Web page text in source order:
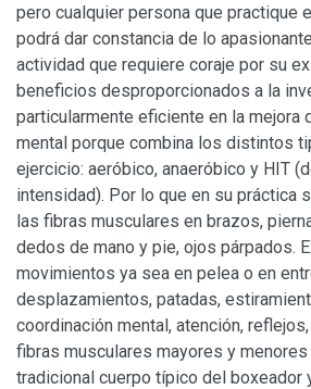
pero cualquier persona que practique
podrá dar constancia de lo
actividad que requiere coraje por su
beneficios desproporcionados a la
particularmente eficiente en la mejora
mental porque combina los distintos
ejercicio: aeróbico, anaeróbico y HIT
intensidad). Por lo que en su práctica
las fibras musculares en brazos,
dedos de mano y pie, ojos párpados.
movimientos ya sea en pelea o en
desplazamientos, patadas,
coordinación mental, atención,
fibras musculares mayores y
tradicional cuerpo típico del boxeador